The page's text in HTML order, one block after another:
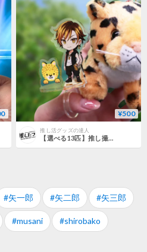
¥500
推し活グッズの達人
【選べる13匹】推し撮リング アニマルVer.
#矢一郎 #矢二郎 #矢三郎
#musani #shirobako